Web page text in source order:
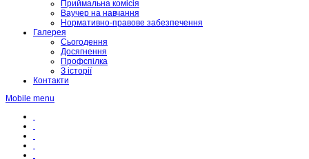
Приймальна комісія
Ваучер на навчання
Нормативно-правове забезпечення
Галерея
Сьогодення
Досягнення
Профспілка
З історії
Контакти
Mobile menu